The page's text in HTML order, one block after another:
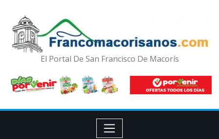
El Portal De San Francisco De Macorís